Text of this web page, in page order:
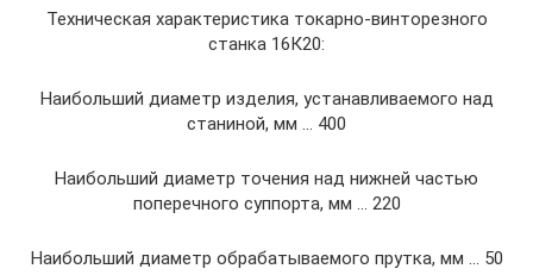
Техническая характеристика токарно-винторезного
станка 16К20:
Наибольший диаметр изделия, устанавливаемого над
станиной, мм … 400
Наибольший диаметр точения над нижней частью
поперечного суппорта, мм … 220
Наибольший диаметр обрабатываемого прутка, мм … 50